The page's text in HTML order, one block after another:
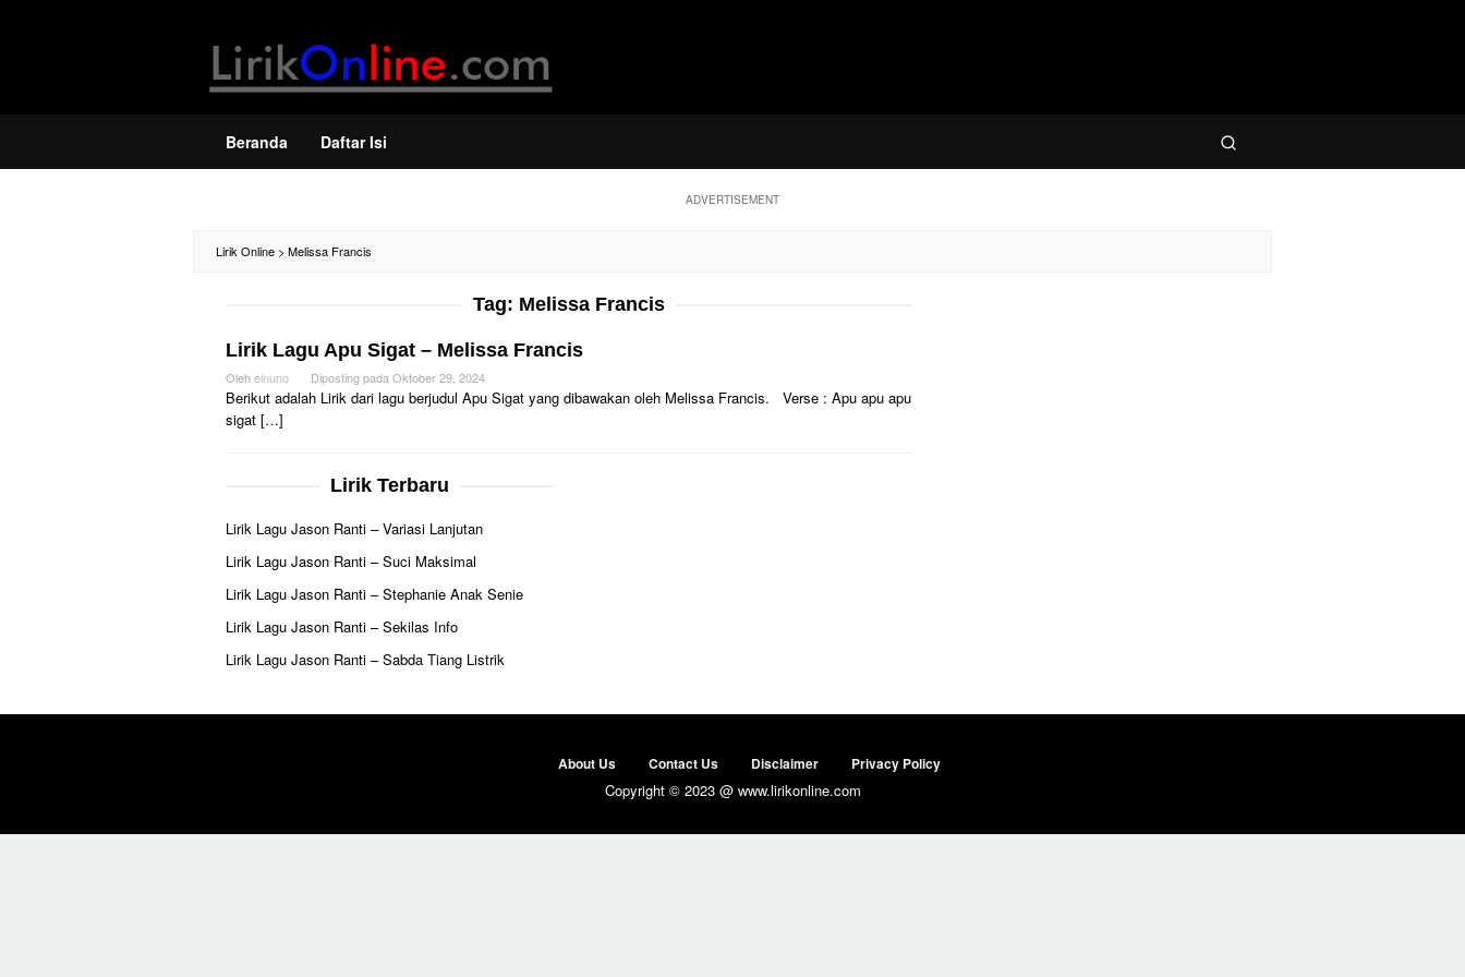
Beranda Daftar Isi
ADVERTISEMENT
Lirik Online > Melissa Francis
Tag: Melissa Francis
Lirik Lagu Apu Sigat – Melissa Francis
Olehelnuno Diposting pada Oktober 29, 2024
Berikut adalah Lirik dari lagu berjudul Apu Sigat yang dibawakan oleh Melissa Francis. Verse : Apu apu apu
sigat […]
Lirik Terbaru
Lirik Lagu Jason Ranti – Variasi Lanjutan
Lirik Lagu Jason Ranti – Suci Maksimal
Lirik Lagu Jason Ranti – Stephanie Anak Senie
Lirik Lagu Jason Ranti – Sekilas Info
Lirik Lagu Jason Ranti – Sabda Tiang Listrik
About Us Contact Us Disclaimer Privacy Policy
Copyright © 2023 @ www.lirikonline.com